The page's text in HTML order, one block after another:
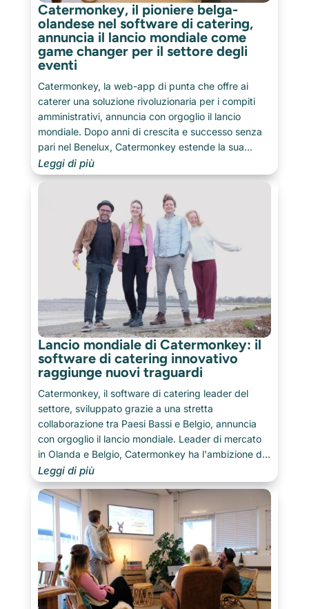
Catermonkey, il pioniere belga-
olandese nel software di catering,
annuncia il lancio mondiale come
game changer per il settore degli
eventi
Catermonkey, la web-app di punta che offre ai
caterer una soluzione rivoluzionaria per i compiti
amministrativi, annuncia con orgoglio il lancio
mondiale. Dopo anni di crescita e successo senza
pari nel Benelux, Catermonkey estende la sua
influenza verso nuovi mercati internazionali.
Leggi di più
Lancio mondiale di Catermonkey: il
software di catering innovativo
raggiunge nuovi traguardi
Catermonkey, il software di catering leader del
settore, sviluppato grazie a una stretta
collaborazione tra Paesi Bassi e Belgio, annuncia
con orgoglio il lancio mondiale. Leader di mercato
in Olanda e Belgio, Catermonkey ha l'ambizione di
portare la sua piattaforma rivoluzionaria a nuovi
livelli e supportare i caterer di tutto il mondo.
Leggi di più